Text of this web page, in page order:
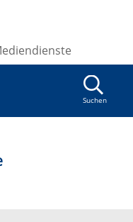
Suchen